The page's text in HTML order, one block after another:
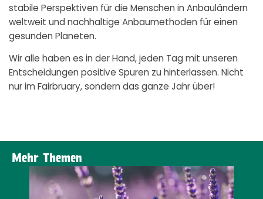
stabile Perspektiven für die Menschen in Anbauländern
weltweit und nachhaltige Anbaumethoden für einen
gesunden Planeten.
Wir alle haben es in der Hand, jeden Tag mit unseren
Entscheidungen positive Spuren zu hinterlassen. Nicht
nur im Fairbruary, sondern das ganze Jahr über!
Mehr Themen
MEHR ZUM THEMA ERFAHREN